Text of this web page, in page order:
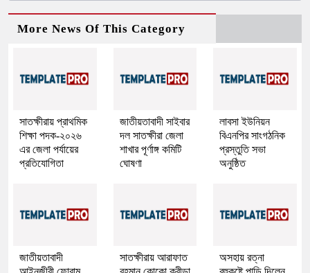
More News Of This Category
সাতক্ষীরায় প্রাথমিক
শিক্ষা পদক-২০২৬
এর জেলা পর্যায়ের
প্রতিযোগিতা
জাতীয়তাবাদী সাইবার
দল সাতক্ষীরা জেলা
শাখার পূর্ণাঙ্গ কমিটি
ঘোষণা
লাবসা ইউনিয়ন
বিএনপির সাংগঠনিক
প্রস্তুতি সভা
অনুষ্ঠিত
জাতীয়তাবাদী
সাতক্ষীরায় আরাফাত
অসহায় রত্না